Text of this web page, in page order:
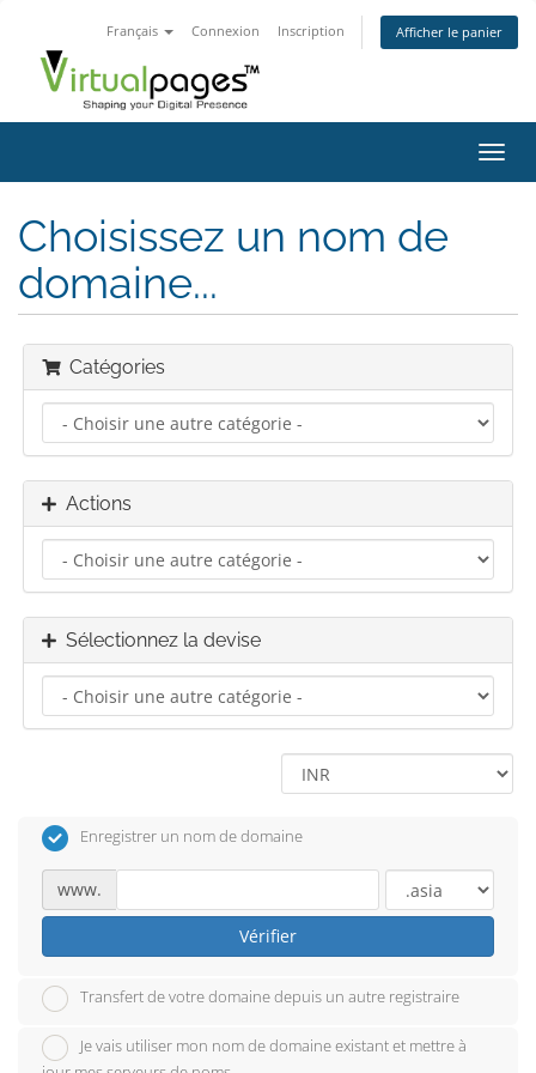
Français Connexion Inscription Afficher le panier
la
Choisissez un nom de
domaine...
Catégories
Actions
Sélectionnez la devise
Enregistrer un nom de domaine
www.
Vérifier
Transfert de votre domaine depuis un autre registraire
Je vais utiliser mon nom de domaine existant et mettre à